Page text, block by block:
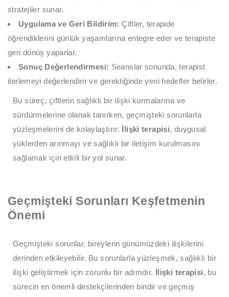
stratejiler sunar.
Uygulama ve Geri Bildirim: Çiftler, terapide
öğrendiklerini günlük yaşamlarına entegre eder ve terapiste
geri dönüş yaparlar.
Sonuç Değerlendirmesi: Seanslar sonunda, terapist
ilerlemeyi değerlendirir ve gerektiğinde yeni hedefler belirler.
Bu süreç, çiftlerin sağlıklı bir ilişki kurmalarına ve
sürdürmelerine olanak tanırken, geçmişteki sorunlarla
yüzleşmelerini de kolaylaştırır. İlişki terapisi, duygusal
yüklerden arınmayı ve sağlıklı bir iletişim kurulmasını
sağlamak için etkili bir yol sunar.
Geçmişteki Sorunları Keşfetmenin
Önemi
Geçmişteki sorunlar, bireylerin günümüzdeki ilişkilerini
derinden etkileyebilir. Bu sorunlarla yüzleşmek, sağlıklı bir
ilişki geliştirmek için zorunlu bir adımdır. İlişki terapisi, bu
sürecin en önemli destekçilerinden biridir ve geçmiş